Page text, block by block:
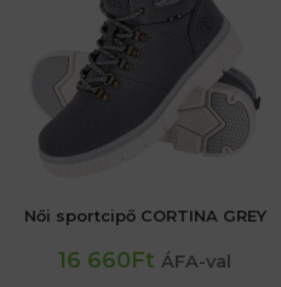
Női sportcipő CORTINA GREY
16 660Ft ÁFA-val